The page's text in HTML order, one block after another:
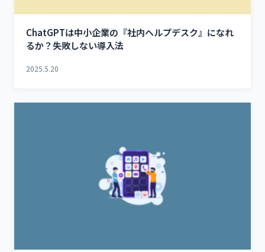
ChatGPTは中小企業の『社内ヘルプデスク』になれ
るか？失敗しない導入法
2025.5.20